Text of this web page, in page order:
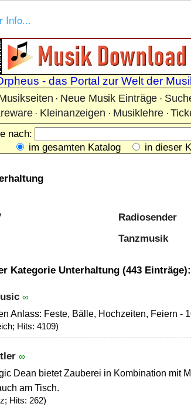
Info...
- das Portal zur Welt der
· Neue Musik Einträge ·
· Kleinanzeigen · Musiklehre·
nach:
im gesamten Katalog
in dieser
Radiosender
Tanzmusik
Kategorie Unterhaltung (443 Einträge):
∞
Anlass: Feste, Bälle, Hochzeiten, Feiern -
Hits: 4109)
∞
Dean bietet Zauberei in Kombination mit
am Tisch.
Hits: 262)